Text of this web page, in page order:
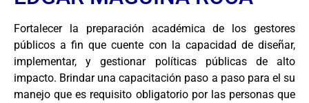
Fortalecer la preparación académica de los gestores
públicos a fin que cuente con la capacidad de diseñar,
implementar, y gestionar políticas públicas de alto
impacto. Brindar una capacitación paso a paso para el su
manejo que es requisito obligatorio por las personas que